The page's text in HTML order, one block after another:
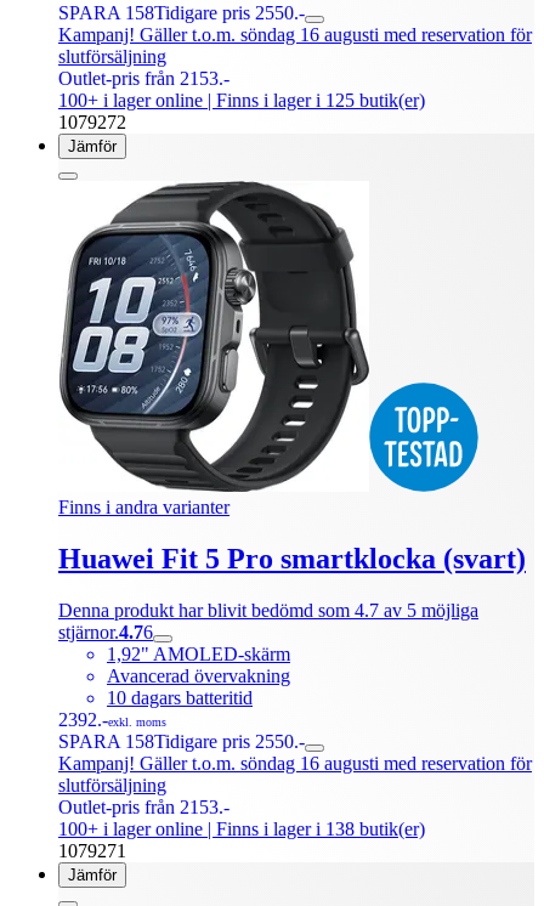
SPARA 158Tidigare pris 2550.-
Kampanj! Gäller t.o.m. söndag 16 augusti med reservation för
slutförsäljning
Outlet-pris från 2153.-
100+ i lager online | Finns i lager i 125 butik(er)
1079272
Jämför
Finns i andra varianter
Huawei Fit 5 Pro smartklocka (svart)
Denna produkt har blivit bedömd som 4.7 av 5 möjliga
stjärnor.4.76
1,92" AMOLED-skärm
Avancerad övervakning
10 dagars batteritid
2392.-exkl. moms
SPARA 158Tidigare pris 2550.-
Kampanj! Gäller t.o.m. söndag 16 augusti med reservation för
slutförsäljning
Outlet-pris från 2153.-
100+ i lager online | Finns i lager i 138 butik(er)
1079271
Jämför